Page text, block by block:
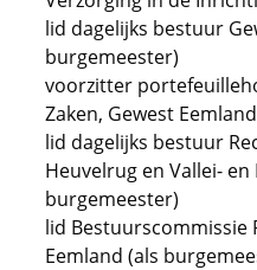
lid dagelijks bestuur
burgemeester)
voorzitter
Zaken, Gewest
lid dagelijks bestuur
Heuvelrug en Vallei-
burgemeester)
lid Bestuurscommissie
Eemland (als